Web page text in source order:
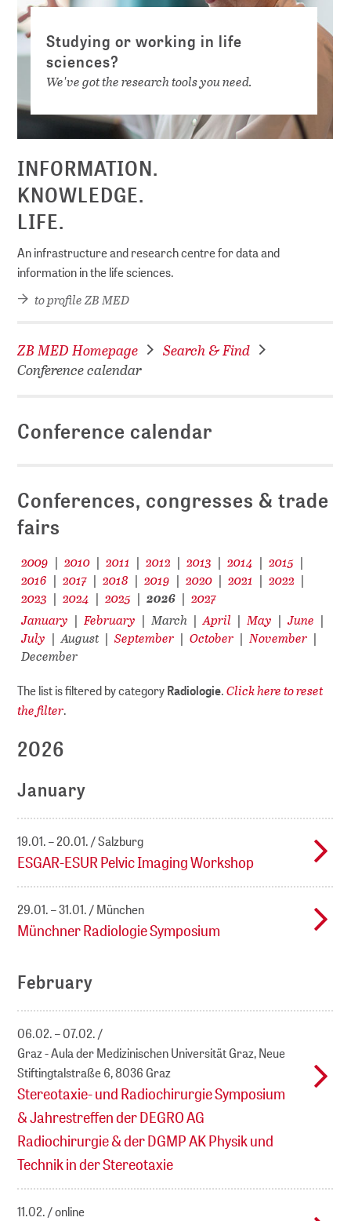
Studying or working in life
sciences?
We've got the research tools you need.
INFORMATION.
KNOWLEDGE.
LIFE.
An infrastructure and research centre for data and
information in the life sciences.
to profile ZB MED
ZB MED Homepage
Search & Find
Conference calendar
Conference calendar
Conferences, congresses & trade
fairs
2009 | 2010 | 2011 | 2012 | 2013 | 2014 | 2015 |
2016 | 2017 | 2018 | 2019 | 2020 | 2021 | 2022 |
2023 | 2024 | 2025 | 2026 | 2027
January | February | March | April | May | June |
July | August | September | October | November |
December
The list is filtered by categoryRadiologie.Click here to reset
the filter.
2026
January
19.01. – 20.01. Salzburg
ESGAR-ESUR Pelvic Imaging Workshop
29.01. – 31.01. München
Münchner Radiologie Symposium
February
06.02. – 07.02.
Graz - Aula der Medizinischen Universität Graz, Neue
Stiftingtalstraße 6, 8036 Graz
Stereotaxie- und Radiochirurgie Symposium
& Jahrestreffen der DEGRO AG
Radiochirurgie & der DGMP AK Physik und
Technik in der Stereotaxie
11.02. online